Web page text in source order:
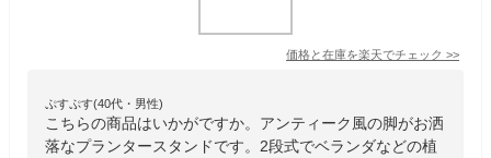
価格と在庫を楽天でチェック >>
ぷすぷす(40代・男性)
こちらの商品はいかがですか。アンティーク風の脚がお洒
落なプランタースタンドです。2段式でベランダなどの植